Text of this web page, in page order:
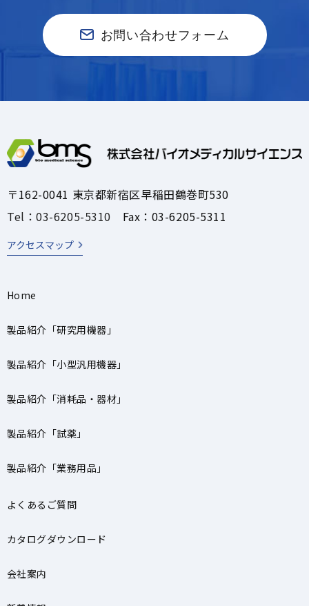
お問い合わせフォーム
〒162-0041 東京都新宿区早稲田鶴巻町530
Tel：03-6205-5310 Fax：03-6205-5311
アクセスマップ
Home
製品紹介「研究用機器」
製品紹介「小型汎用機器」
製品紹介「消耗品・器材」
製品紹介「試薬」
製品紹介「業務用品」
よくあるご質問
カタログダウンロード
会社案内